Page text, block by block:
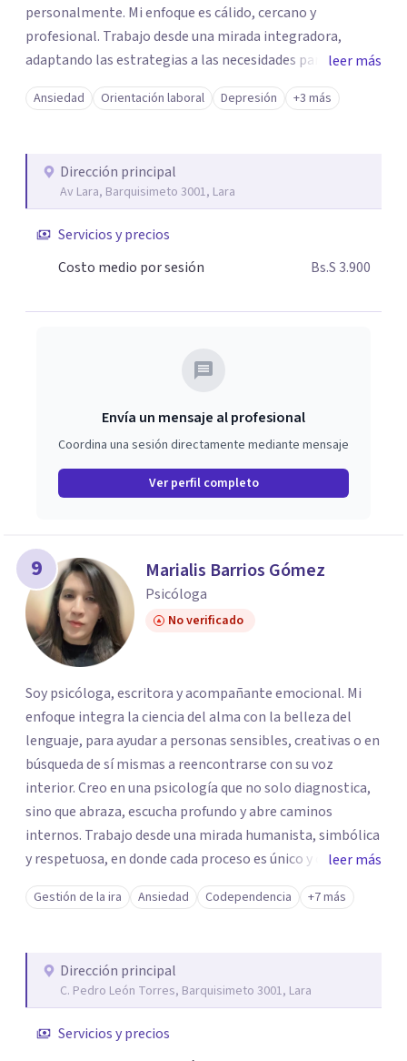
personalmente. Mi enfoque es cálido, cercano y
profesional. Trabajo desde una mirada integradora,
adaptando las estrategias a las necesidades particulares
de cada paciente. Creo firmemente en el poder de la
palabra, la escucha activa y el acompañamiento
avanzar. Si estás pasando por un momento difícil o
simplemente necesitas un espacio seguro para hablar y
ordenar tus ideas, estaré aquí para apoyarte. Juntos
podemos construir el camino hacia tu bienestar. ¡Será un
leer más
Ansiedad Orientación laboral Depresión +3 más
Dirección principal
Av Lara, Barquisimeto 3001, Lara
Servicios y precios
Costo medio por sesión
Bs.S 3.900
Envía un mensaje al profesional
Coordina una sesión directamente mediante mensaje
Ver perfil completo
9 Marialis Barrios Gómez
Psicóloga
No verificado
Soy psicóloga, escritora y acompañante emocional. Mi
enfoque integra la ciencia del alma con la belleza del
lenguaje, para ayudar a personas sensibles, creativas o en
búsqueda de sí mismas a reencontrarse con su voz
interior. Creo en una psicología que no solo diagnostica,
sino que abraza, escucha profundo y abre caminos
internos. Trabajo desde una mirada humanista, simbólica
y respetuosa, en donde cada proceso es único y cada
emoción merece espacio. Mis sesiones son un espacio
íntimo y seguro donde puedes hablar sin juicios, sentirte
tomar decisiones más conscientes y amorosas contigo.
leer más
Gestión de la ira Ansiedad Codependencia +7 más
Dirección principal
C. Pedro León Torres, Barquisimeto 3001, Lara
Servicios y precios